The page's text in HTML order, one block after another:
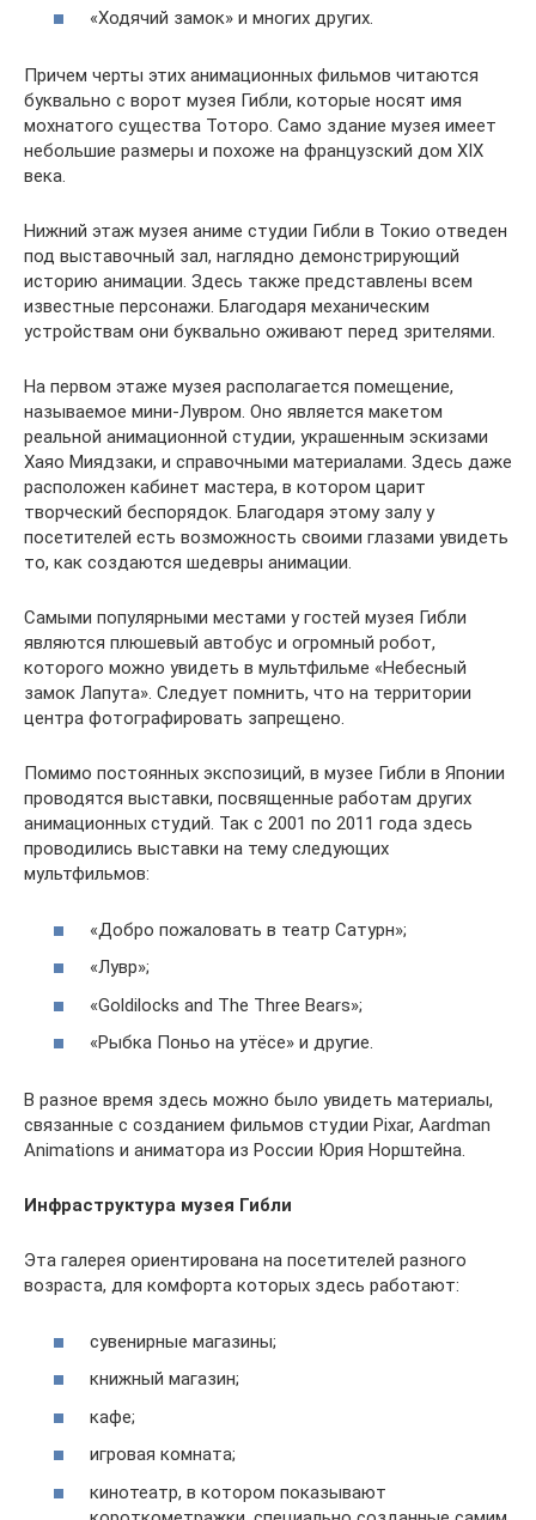
«Ходячий замок» и многих других.
Причем черты этих анимационных фильмов читаются
буквально с ворот музея Гибли, которые носят имя
мохнатого существа Тоторо. Само здание музея имеет
небольшие размеры и похоже на французский дом XIX
века.
Нижний этаж музея аниме студии Гибли в Токио отведен
под выставочный зал, наглядно демонстрирующий
историю анимации. Здесь также представлены всем
известные персонажи. Благодаря механическим
устройствам они буквально оживают перед зрителями.
На первом этаже музея располагается помещение,
называемое мини-Лувром. Оно является макетом
реальной анимационной студии, украшенным эскизами
Хаяо Миядзаки, и справочными материалами. Здесь даже
расположен кабинет мастера, в котором царит
творческий беспорядок. Благодаря этому залу у
посетителей есть возможность своими глазами увидеть
то, как создаются шедевры анимации.
Самыми популярными местами у гостей музея Гибли
являются плюшевый автобус и огромный робот,
которого можно увидеть в мультфильме «Небесный
замок Лапута». Следует помнить, что на территории
центра фотографировать запрещено.
Помимо постоянных экспозиций, в музее Гибли в Японии
проводятся выставки, посвященные работам других
анимационных студий. Так с 2001 по 2011 года здесь
проводились выставки на тему следующих
мультфильмов:
«Добро пожаловать в театр Сатурн»;
«Лувр»;
«Goldilocks and The Three Bears»;
«Рыбка Поньо на утёсе» и другие.
В разное время здесь можно было увидеть материалы,
связанные с созданием фильмов студии Pixar, Aardman
Animations и аниматора из России Юрия Норштейна.
Инфраструктура музея Гибли
Эта галерея ориентирована на посетителей разного
возраста, для комфорта которых здесь работают:
сувенирные магазины;
книжный магазин;
кафе;
игровая комната;
кинотеатр, в котором показывают